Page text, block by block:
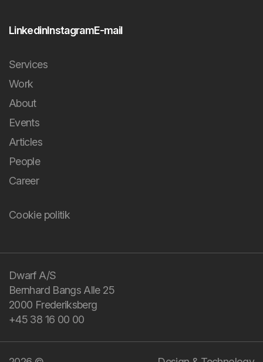
LinkedinInstagramE-mail
Services
Work
About
Events
Articles
People
Career
Cookie politik
Dwarf A/S
Bernhard Bangs Alle 25
2000 Frederiksberg
+45 38 16 00 00
challenge and your
domain knowledge.
We bring design and
technology.